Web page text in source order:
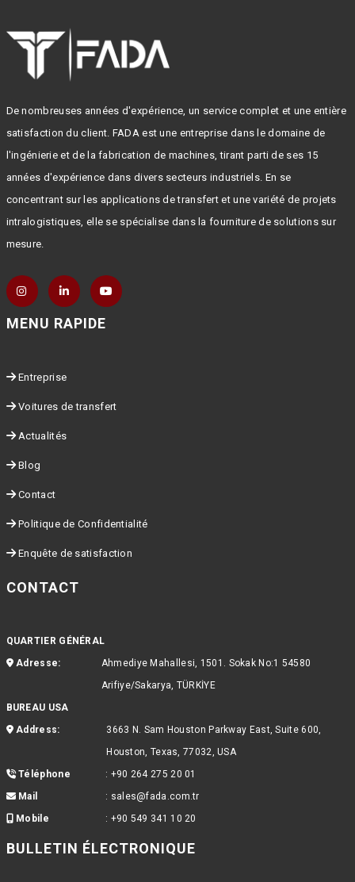
De nombreuses années d'expérience, un service complet et une entière
satisfaction du client. FADA est une entreprise dans le domaine de
l'ingénierie et de la fabrication de machines, tirant parti de ses 15
années d'expérience dans divers secteurs industriels. En se
concentrant sur les applications de transfert et une variété de projets
intralogistiques, elle se spécialise dans la fourniture de solutions sur
mesure.
MENU RAPIDE
Entreprise
Voitures de transfert
Actualités
Blog
Contact
Politique de Confidentialité
Enquête de satisfaction
CONTACT
QUARTIER GÉNÉRAL
Adresse:
Ahmediye Mahallesi, 1501. Sokak No:1 54580
Arifiye/Sakarya, TÜRKİYE
BUREAU USA
Address:
3663 N. Sam Houston Parkway East, Suite 600,
Houston, Texas, 77032, USA
Téléphone
: +90 264 275 20 01
Mail
: sales@fada.com.tr
Mobile
: +90 549 341 10 20
BULLETIN ÉLECTRONIQUE